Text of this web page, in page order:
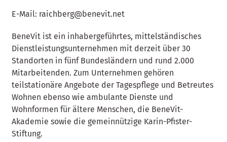
E-Mail: raichberg@benevit.net
BeneVit ist ein inhabergeführtes, mittelständisches
Dienstleistungsunternehmen mit derzeit über 30
Standorten in fünf Bundesländern und rund 2.000
Mitarbeitenden. Zum Unternehmen gehören
teilstationäre Angebote der Tagespflege und Betreutes
Wohnen ebenso wie ambulante Dienste und
Wohnformen für ältere Menschen, die BeneVit-
Akademie sowie die gemeinnützige Karin-Pfister-
Stiftung.